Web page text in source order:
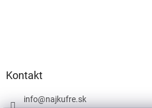
Kontakt
info@najkufre.sk